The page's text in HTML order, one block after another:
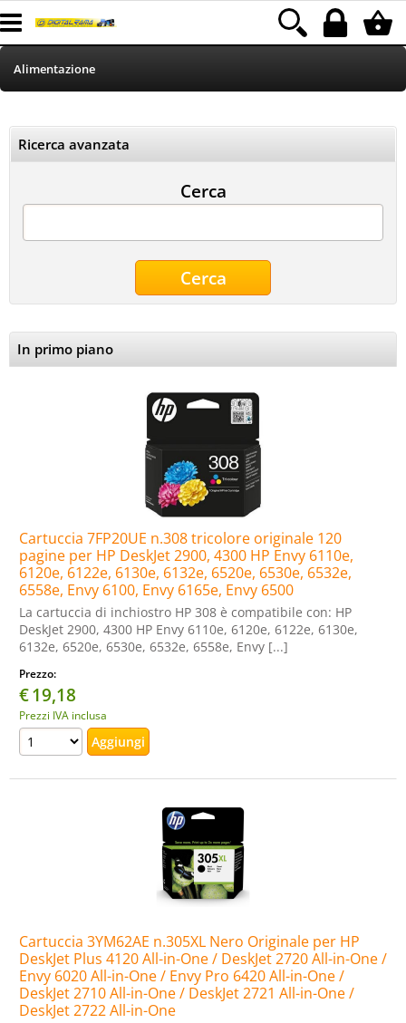
Informatica
Telefonia
Elettrodomestici
Alimentazione
Ricerca avanzata
Cerca
In primo piano
Cartuccia 7FP20UE n.308 tricolore originale 120
pagine per HP DeskJet 2900, 4300 HP Envy 6110e,
6120e, 6122e, 6130e, 6132e, 6520e, 6530e, 6532e,
6558e, Envy 6100, Envy 6165e, Envy 6500
La cartuccia di inchiostro HP 308 è compatibile con: HP
DeskJet 2900, 4300 HP Envy 6110e, 6120e, 6122e, 6130e,
6132e, 6520e, 6530e, 6532e, 6558e, Envy [...]
Prezzo:
€19,18
Prezzi IVA inclusa
Cartuccia 3YM62AE n.305XL Nero Originale per HP
DeskJet Plus 4120 All-in-One / DeskJet 2720 All-in-One /
Envy 6020 All-in-One / Envy Pro 6420 All-in-One /
DeskJet 2710 All-in-One / DeskJet 2721 All-in-One /
DeskJet 2722 All-in-One